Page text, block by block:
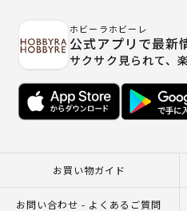
ホビーラホビーレ
公式アプリで最新
サクサク見られて、
お買い物ガイド
お問い合わせ - よくあるご質問